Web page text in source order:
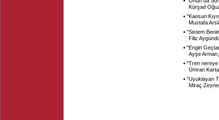
Kürşad
▪ "Kaosun
Mustafa
▪ "Sistem
Filiz
▪ "Engin
Ayşe
▪ "Tren
Ümran
▪ "Uyuklayan
Miraç